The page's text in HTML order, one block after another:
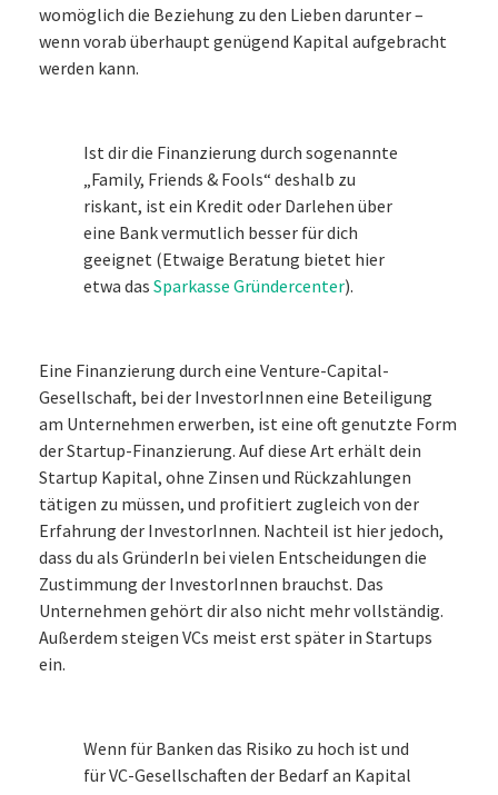
womöglich die Beziehung zu den Lieben darunter –
wenn vorab überhaupt genügend Kapital aufgebracht
werden kann.
Ist dir die Finanzierung durch sogenannte
„Family, Friends & Fools“ deshalb zu
riskant, ist ein Kredit oder Darlehen über
eine Bank vermutlich besser für dich
geeignet (Etwaige Beratung bietet hier
etwa das Sparkasse Gründercenter).
Eine Finanzierung durch eine Venture-Capital-
Gesellschaft, bei der InvestorInnen eine Beteiligung
am Unternehmen erwerben, ist eine oft genutzte Form
der Startup-Finanzierung. Auf diese Art erhält dein
Startup Kapital, ohne Zinsen und Rückzahlungen
tätigen zu müssen, und profitiert zugleich von der
Erfahrung der InvestorInnen. Nachteil ist hier jedoch,
dass du als GründerIn bei vielen Entscheidungen die
Zustimmung der InvestorInnen brauchst. Das
Unternehmen gehört dir also nicht mehr vollständig.
Außerdem steigen VCs meist erst später in Startups
ein.
Wenn für Banken das Risiko zu hoch ist und
für VC-Gesellschaften der Bedarf an Kapital